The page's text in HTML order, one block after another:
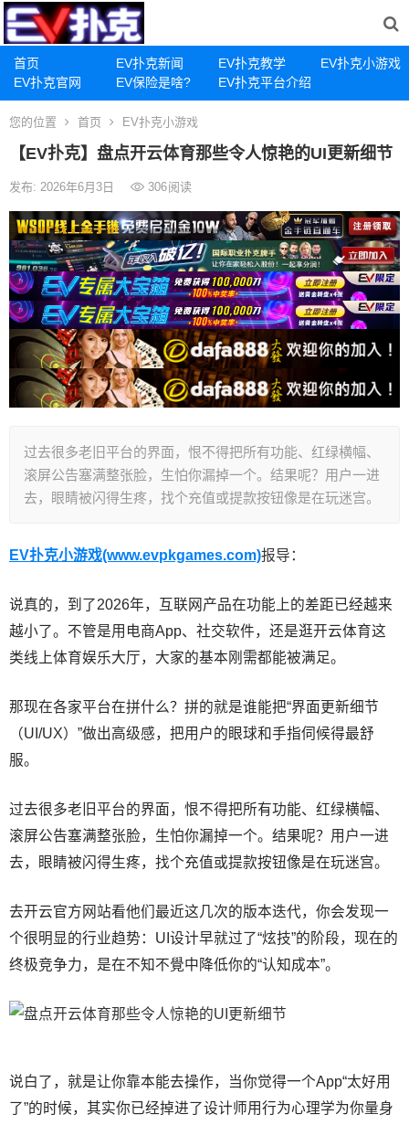
首页 EV扑克新闻 EV扑克教学
EV扑克小游戏
EV扑克官网
EV保险是啥? EV扑克平台介绍
您的位置 首页 EV扑克小游戏
【EV扑克】盘点开云体育那些令人惊艳的UI更新细节
发布: 2026年6月3日 306阅读
过去很多老旧平台的界面，恨不得把所有功能、红绿横幅、
滚屏公告塞满整张脸，生怕你漏掉一个。结果呢？用户一进
去，眼睛被闪得生疼，找个充值或提款按钮像是在玩迷宫。
EV扑克小游戏(www.evpkgames.com)报导：
说真的，到了2026年，互联网产品在功能上的差距已经越来
越小了。不管是用电商App、社交软件，还是逛开云体育这
类线上体育娱乐大厅，大家的基本刚需都能被满足。
那现在各家平台在拼什么？拼的就是谁能把“界面更新细节
（UI/UX）”做出高级感，把用户的眼球和手指伺候得最舒
服。
过去很多老旧平台的界面，恨不得把所有功能、红绿横幅、
滚屏公告塞满整张脸，生怕你漏掉一个。结果呢？用户一进
去，眼睛被闪得生疼，找个充值或提款按钮像是在玩迷宫。
去开云官方网站看他们最近这几次的版本迭代，你会发现一
个很明显的行业趋势：UI设计早就过了“炫技”的阶段，现在的
终极竞争力，是在不知不覺中降低你的“认知成本”。
说白了，就是让你靠本能去操作，当你觉得一个App“太好用
了”的时候，其实你已经掉进了设计师用行为心理学为你量身